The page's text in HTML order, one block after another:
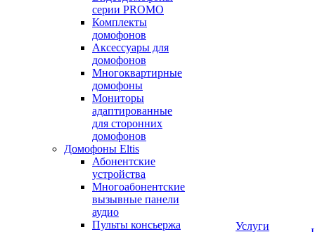
серии PROMO
Комплекты
домофонов
Аксессуары для
домофонов
Многоквартирные
домофоны
Мониторы
адаптированные
для сторонних
домофонов
Домофоны Eltis
Абонентские
устройства
Многоабонентские
вызывные панели
аудио
Пульты консьержа
Услуги